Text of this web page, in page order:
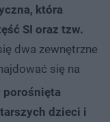
która
SI oraz tzw.
dwa zewnętrzne
się na
porośnięta
dzieci i